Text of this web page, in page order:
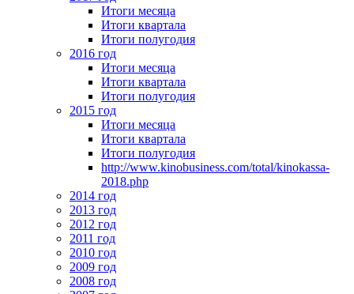
Итоги месяца
Итоги квартала
Итоги полугодия
2016 год
Итоги месяца
Итоги квартала
Итоги полугодия
2015 год
Итоги месяца
Итоги квартала
Итоги полугодия
http://www.kinobusiness.com/total/kinokassa-
2018.php
2014 год
2013 год
2012 год
2011 год
2010 год
2009 год
2008 год